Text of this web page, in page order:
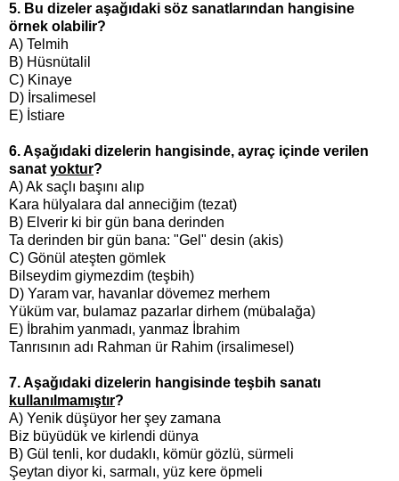
5. Bu dizeler aşağıdaki söz sanatlarından hangisine
örnek olabilir?
A) Telmih
B) Hüsnütalil
C) Kinaye
D) İrsalimesel
E) İstiare
6. Aşağıdaki dizelerin hangisinde, ayraç içinde verilen
sanat yoktur?
A) Ak saçlı başını alıp
Kara hülyalara dal anneciğim (tezat)
B) Elverir ki bir gün bana derinden
Ta derinden bir gün bana: "Gel" desin (akis)
C) Gönül ateşten gömlek
Bilseydim giymezdim (teşbih)
D) Yaram var, havanlar dövemez merhem
Yüküm var, bulamaz pazarlar dirhem (mübalağa)
E) İbrahim yanmadı, yanmaz İbrahim
Tanrısının adı Rahman ür Rahim (irsalimesel)
7. Aşağıdaki dizelerin hangisinde teşbih sanatı
kullanılmamıştır?
A) Yenik düşüyor her şey zamana
Biz büyüdük ve kirlendi dünya
B) Gül tenli, kor dudaklı, kömür gözlü, sürmeli
Şeytan diyor ki, sarmalı, yüz kere öpmeli